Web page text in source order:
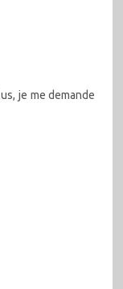
je me demande